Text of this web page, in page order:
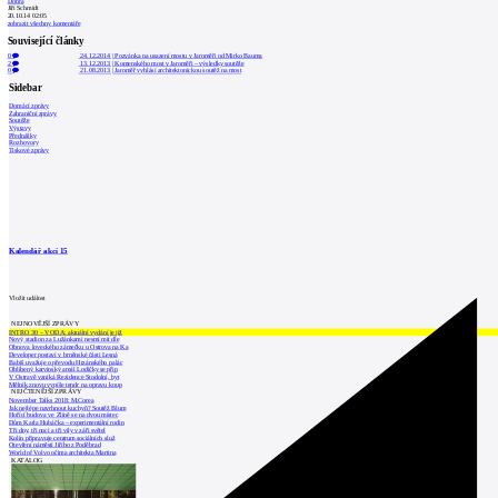
Jiří Schmidt
20.10.14 02:05
zobrazit všechny komentáře
Související články
0 24.12.2014 |Pozvánka na usazení mostu v Jaroměři od Mirko Bauma
2
13.12.2013 |Komenského most v Jaroměři – výsledky soutěže
0 21.08.2013 |Jaroměř vyhlásí architektonickou soutěž na most
Sidebar
Domácí zprávy
Zahraniční zprávy
Soutěže
Výstavy
Přednášky
Rozhovory
Tiskové zprávy
Kalendář akcí 15
Vložit událost
NEJNOVĚJŠÍ ZPRÁVY
INTRO 30 – VODA: aktuální vydání je již
Nový stadion za Lužánkami nesmí mít dle
Obnova loveckého zámečku u Ostrova na Ka
Developer postaví v brněnské části Lesná
Babiš uvažuje o převodu Hrzánského palác
Oblíbený karvinský areál Lodičky se přip
V Ostravě vzniká Rezidence Stodolní, byt
Mělník znovu vypíše tendr na opravu koup
NEJČTENĚJŠÍ ZPRÁVY
November Talks 2018: M.Corea
Jak nejlépe navrhnout kuchyň? Soutěž Blum
Hořící budova ve Zlíně se na dvou místec
Dům Karla Hubáčka – experimentální rodin
Tři dny, tři noci a tři vily v záři světel
Kolín připravuje centrum sociálních služ
Otevření náměstí Jiřího z Poděbrad
World of Volvo očima architekta Martina
KATALOG